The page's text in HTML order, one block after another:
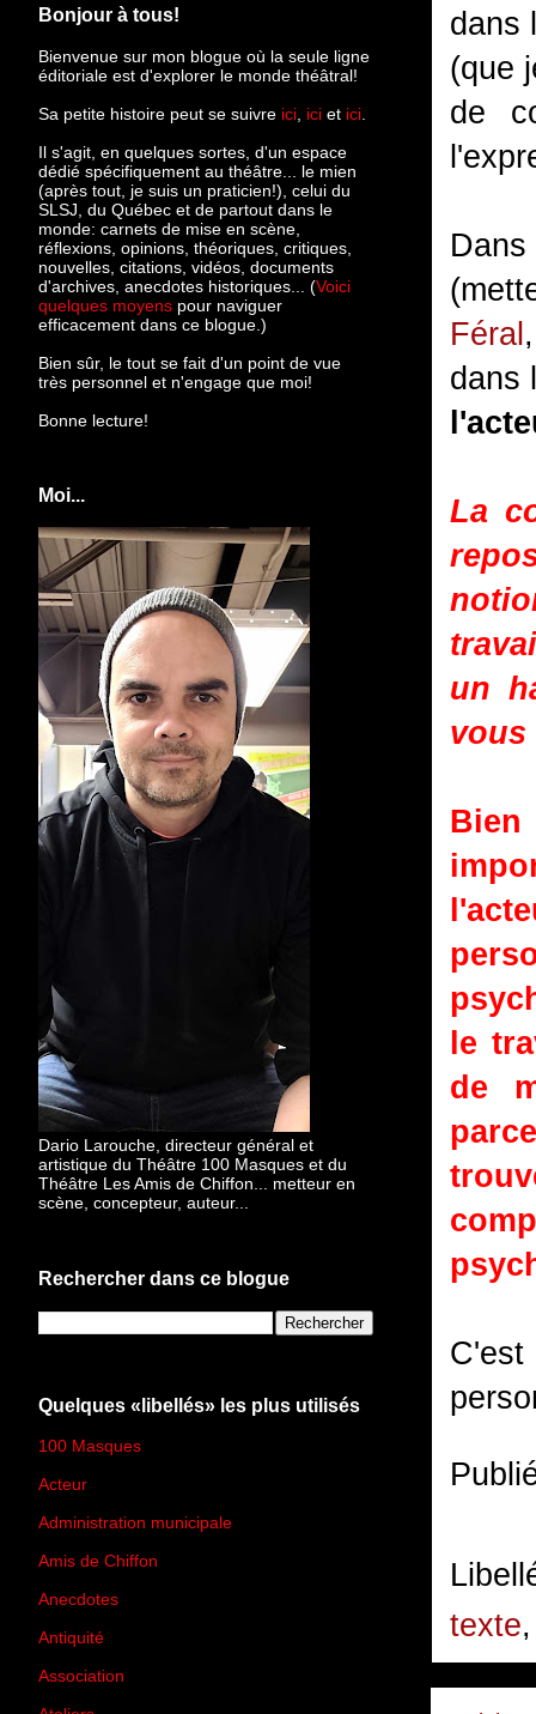
dans
(que
de
Féral
dans
La
un
vous
Bien
le
de
texte
Bonjour à tous!
Bienvenue sur mon blogue où la seule ligne
éditoriale est d'explorer le monde théâtral!
Sa petite histoire peut se suivre ici ici et ici
Il s'agit, en quelques sortes, d'un espace
dédié spécifiquement au théâtre... le mien
(après tout, je suis un praticien!), celui du
SLSJ, du Québec et de partout dans le
monde: carnets de mise en scène,
réflexions, opinions, théoriques, critiques,
nouvelles, citations, vidéos, documents
d'archives, anecdotes historiques... (Voici
quelques moyens pour naviguer
efficacement dans ce blogue.)
Bien sûr, le tout se fait d'un point de vue
très personnel et n'engage que moi!
Bonne lecture!
Moi...
Dario Larouche, directeur général et
artistique du Théâtre 100 Masques et du
Théâtre Les Amis de Chiffon... metteur en
scène, concepteur, auteur...
Rechercher dans ce blogue
Quelques «libellés» les plus utilisés
100 Masques
Acteur
Administration municipale
Amis de Chiffon
Anecdotes
Antiquité
Association